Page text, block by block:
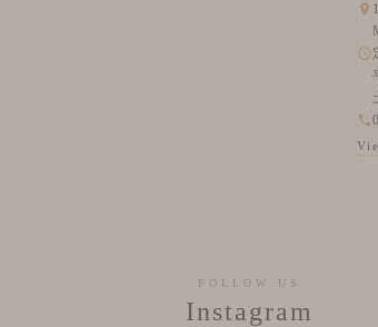
FOLLOW US
Instagram